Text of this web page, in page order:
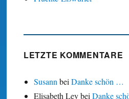
LETZTE KOMMENTARE
SusannbeiDanke schön …
Elisabeth LeybeiDanke